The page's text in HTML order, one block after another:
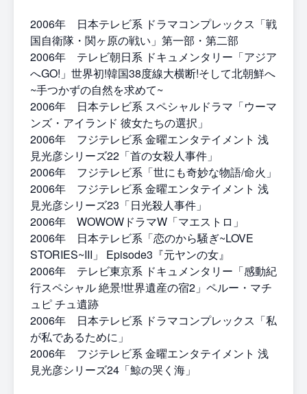
2006年 日本テレビ系 ドラマコンプレックス「戦
国自衛隊・関ヶ原の戦い」第一部・第二部
2006年 テレビ朝日系 ドキュメンタリー「アジア
へGO!」世界初!韓国38度線大横断!そして北朝鮮へ
~手つかずの自然を求めて~
2006年 日本テレビ系 スペシャルドラマ「ウーマ
ンズ・アイランド 彼女たちの選択」
2006年 フジテレビ系 金曜エンタテイメント 浅
見光彦シリーズ22「首の女殺人事件」
2006年 フジテレビ系「世にも奇妙な物語/命火」
2006年 フジテレビ系 金曜エンタテイメント 浅
見光彦シリーズ23「日光殺人事件」
2006年 WOWOWドラマW「マエストロ」
2006年 日本テレビ系「恋のから騒ぎ~LOVE
STORIES~III」 Episode3『元ヤンの女』
2006年 テレビ東京系 ドキュメンタリー「感動紀
行スペシャル 絶景!世界遺産の宿2」ペルー・マチ
ュピ チュ遺跡
2006年 日本テレビ系 ドラマコンプレックス「私
が私であるために」
2006年 フジテレビ系 金曜エンタテイメント 浅
見光彦シリーズ24「鯨の哭く海」